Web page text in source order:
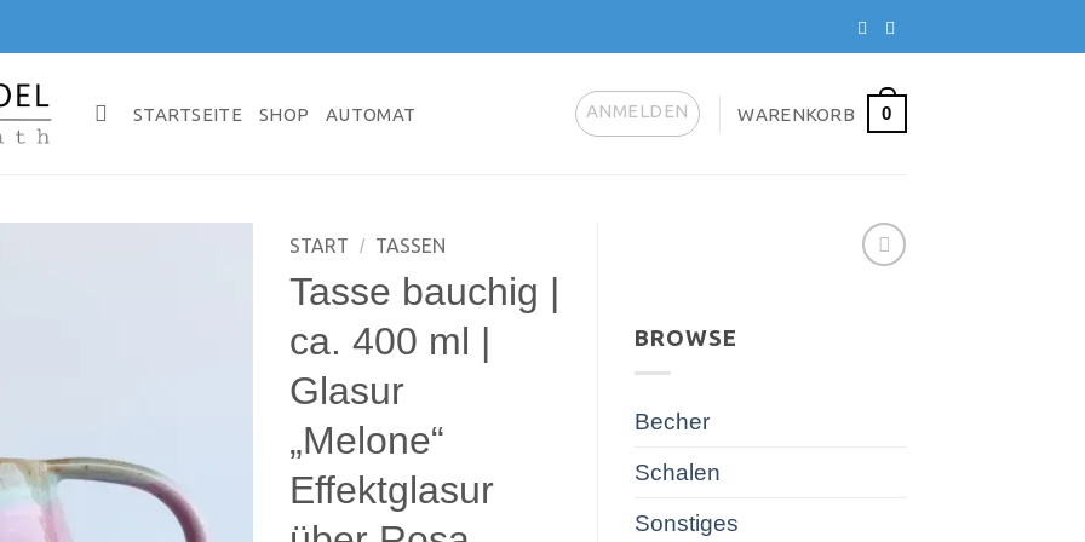
STARTSEITE SHOP AUTOMAT ANMELDEN WARENKORB 0
START / TASSEN
Tasse bauchig |
ca. 400 ml |
Glasur
„Melone“
Effektglasur
BROWSE
Becher
Schalen
Sonstiges